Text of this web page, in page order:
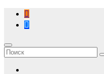
Перейти
содержимому